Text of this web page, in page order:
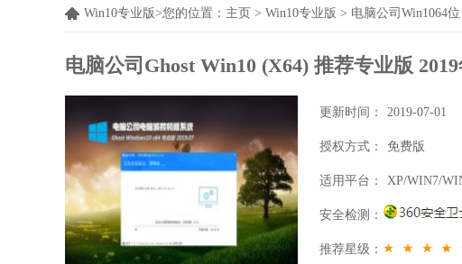
Win10专业版>您的位置： 主页 > Win10专业版 > 电脑公司Win1064位
电脑公司Ghost Win10 (X64) 推荐专业版
更新时间： 2019-07-01
授权方式： 免费版
适用平台： XP/WIN7/
安全检测：
推荐星级：